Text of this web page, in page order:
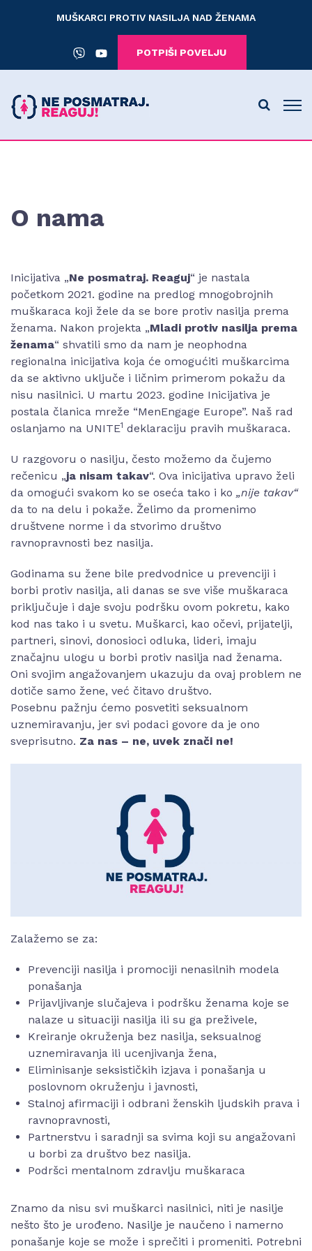
MUŠKARCI PROTIV NASILJA NAD ŽENAMA
POTPIŠI POVELJU
O nama
Inicijativa „Ne posmatraj. Reaguj“ je nastala
početkom 2021. godine na predlog mnogobrojnih
muškaraca koji žele da se bore protiv nasilja prema
ženama. Nakon projekta „Mladi protiv nasilja prema
ženama“ shvatili smo da nam je neophodna
regionalna inicijativa koja će omogućiti muškarcima
da se aktivno uključe i ličnim primerom pokažu da
nisu nasilnici. U martu 2023. godine Inicijativa je
postala članica mreže “MenEngage Europe”. Naš rad
oslanjamo na UNITE1 deklaraciju pravih muškaraca.
U razgovoru o nasilju, često možemo da čujemo
rečenicu „ja nisam takav“. Ova inicijativa upravo želi
da omogući svakom ko se oseća tako i ko „nije takav“
da to na delu i pokaže. Želimo da promenimo
društvene norme i da stvorimo društvo
ravnopravnosti bez nasilja.
Godinama su žene bile predvodnice u prevenciji i
borbi protiv nasilja, ali danas se sve više muškaraca
priključuje i daje svoju podršku ovom pokretu, kako
kod nas tako i u svetu. Muškarci, kao očevi, prijatelji,
partneri, sinovi, donosioci odluka, lideri, imaju
značajnu ulogu u borbi protiv nasilja nad ženama.
Oni svojim angažovanjem ukazuju da ovaj problem ne
dotiče samo žene, već čitavo društvo.
Posebnu pažnju ćemo posvetiti seksualnom
uznemiravanju, jer svi podaci govore da je ono
sveprisutno. Za nas – ne, uvek znači ne!
Zalažemo se za:
Prevenciji nasilja i promociji nenasilnih modela
ponašanja
Prijavljivanje slučajeva i podršku ženama koje se
nalaze u situaciji nasilja ili su ga preživele,
Kreiranje okruženja bez nasilja, seksualnog
uznemiravanja ili ucenjivanja žena,
Eliminisanje seksističkih izjava i ponašanja u
poslovnom okruženju i javnosti,
Stalnoj afirmaciji i odbrani ženskih ljudskih prava i
ravnopravnosti,
Partnerstvu i saradnji sa svima koji su angažovani
u borbi za društvo bez nasilja.
Podršci mentalnom zdravlju muškaraca
Znamo da nisu svi muškarci nasilnici, niti je nasilje
nešto što je urođeno. Nasilje je naučeno i namerno
ponašanje koje se može i sprečiti i promeniti. Potrebni